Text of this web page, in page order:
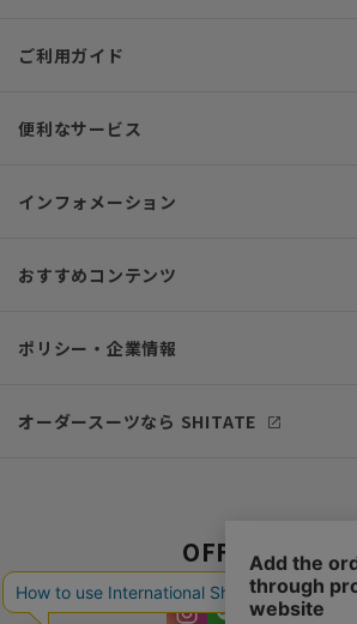
ご利用ガイド
便利なサービス
インフォメーション
おすすめコンテンツ
ポリシー・企業情報
オーダースーツなら SHITATE
OFFICIAL SNS